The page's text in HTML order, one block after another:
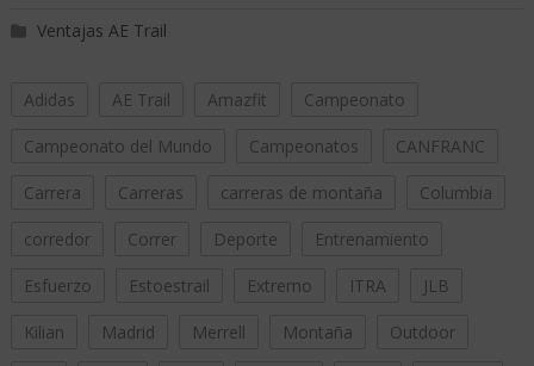
Ventajas AE Trail
Adidas AE Trail Amazfit Campeonato
Campeonato del Mundo Campeonatos CANFRANC
Carrera Carreras carreras de montaña Columbia
corredor Correr Deporte Entrenamiento
Esfuerzo Estoestrail Extremo ITRA JLB
Kilian Madrid Merrell Montaña Outdoor